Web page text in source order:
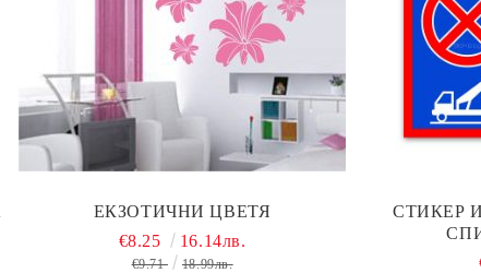
ЕКЗОТИЧНИ ЦВЕТЯ
€8.25 16.14лв.
€9.71 18.99лв.
СТИКЕР